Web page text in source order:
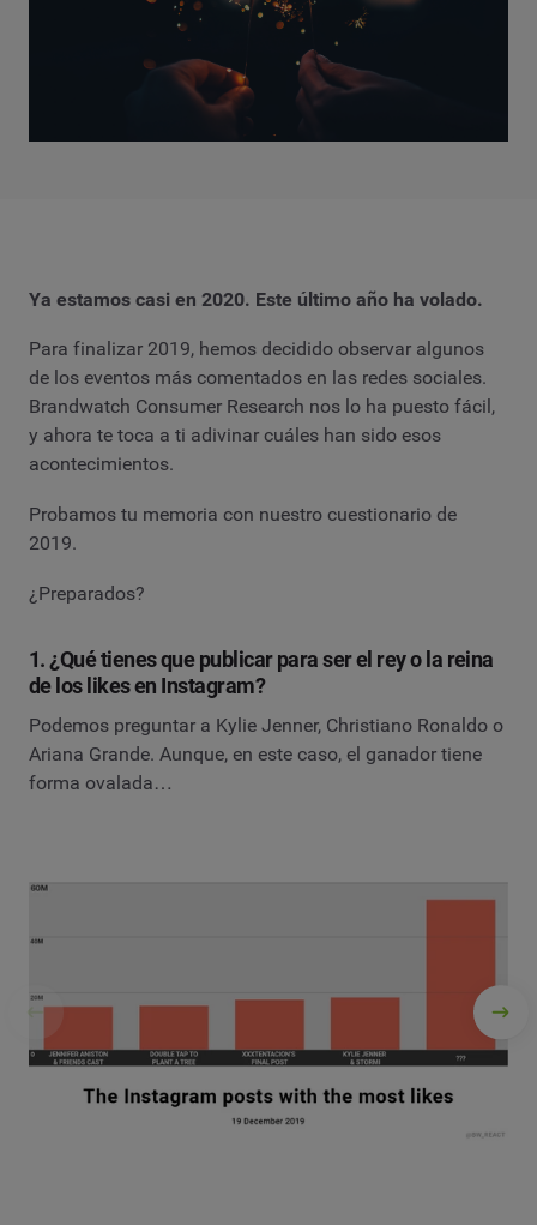
Ya estamos casi en 2020. Este último año ha volado.
Para finalizar 2019, hemos decidido observar algunos
de los eventos más comentados en las redes sociales.
Brandwatch Consumer Research nos lo ha puesto fácil,
y ahora te toca a ti adivinar cuáles han sido esos
acontecimientos.
Probamos tu memoria con nuestro cuestionario de
2019.
¿Preparados?
1. ¿Qué tienes que publicar para ser el rey o la reina
de los likes en Instagram?
Podemos preguntar a Kylie Jenner, Christiano Ronaldo o
Ariana Grande. Aunque, en este caso, el ganador tiene
forma ovalada…